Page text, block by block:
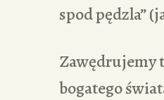
spod pędzla”
Zawędrujemy
bogatego